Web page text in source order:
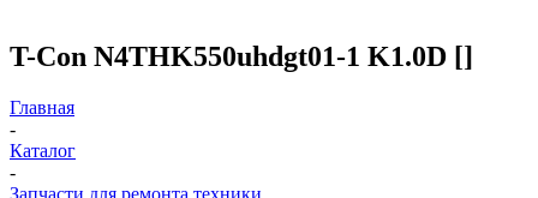
T-Con N4THK550uhdgt01-1 K1.0D []
Главная
-
Каталог
-
Запчасти для ремонта техники